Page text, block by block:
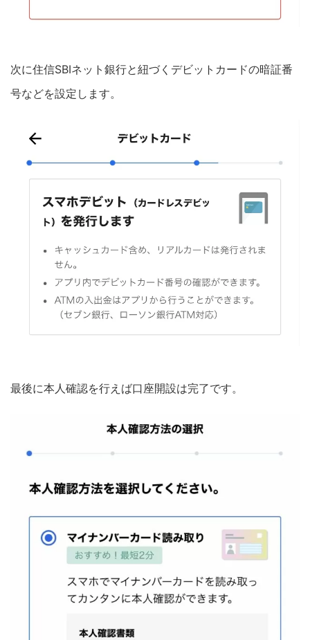
次に住信SBIネット銀行と紐づくデビットカードの暗証番
号などを設定します。
最後に本人確認を行えば口座開設は完了です。